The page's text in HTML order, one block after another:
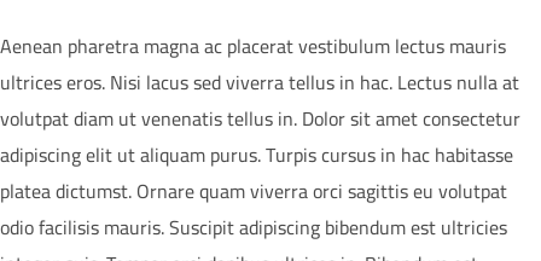
Aenean pharetra magna ac placerat vestibulum lectus mauris
ultrices eros. Nisi lacus sed viverra tellus in hac. Lectus nulla at
volutpat diam ut venenatis tellus in. Dolor sit amet consectetur
adipiscing elit ut aliquam purus. Turpis cursus in hac habitasse
platea dictumst. Ornare quam viverra orci sagittis eu volutpat
odio facilisis mauris. Suscipit adipiscing bibendum est ultricies